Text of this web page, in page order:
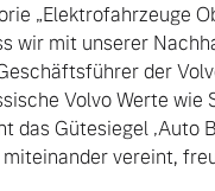
„Elektrofahrzeuge
wir mit unserer
der
Volvo Werte
Gütesiegel ‚Auto
vereint,